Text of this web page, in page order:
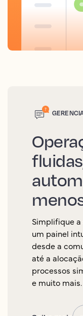
Simplifique
um painel
desde a
até a
processos
e muito mais.